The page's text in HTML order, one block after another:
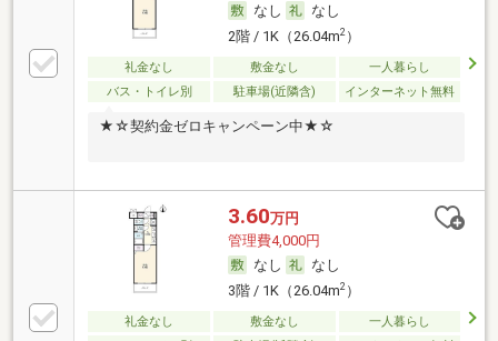
なし
なし
2階 / 1K（26.04m2）
礼金なし 敷金なし
一人暮らし
バス・トイレ別
駐車場(近隣含) インターネット無料
★☆契約金ゼロキャンペーン中★☆
3.60万円
管理費4,000円
なし
なし
3階 / 1K（26.04m2）
礼金なし 敷金なし
一人暮らし